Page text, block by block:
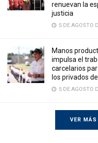
renuevan la
justicia
5 DE AGOSTO
Manos
impulsa el
carcelarios
los privados
5 DE AGOSTO
VER MÁS